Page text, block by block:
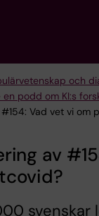
och
podd om KI:s
Vad vet vi om
av
svenskar